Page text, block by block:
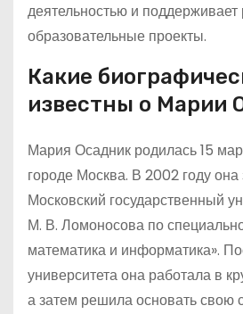
деятельностью и
образовательные проекты.
Какие
известны о Марии
Мария Осадник родилась 15
городе Москва. В 2002 году она
Московский государственный
М. В. Ломоносова по
математика и информатика».
университета она работала в
а затем решила основать свою